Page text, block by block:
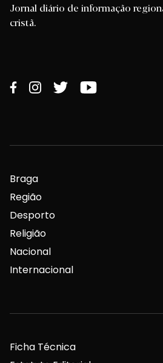
Jornal diário de informação
cristã.
Braga
Região
Desporto
Religião
Nacional
Internacional
Ficha Técnica